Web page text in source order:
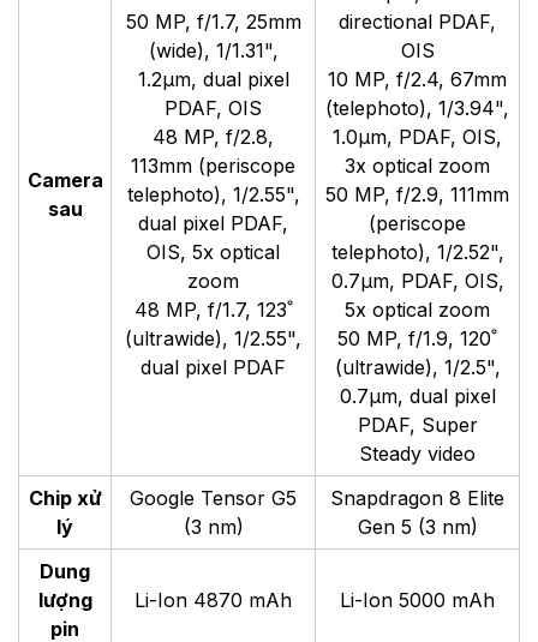
Camera
sau
50 MP, f/1.7, 25mm
(wide), 1/1.31",
1.2µm, dual pixel
PDAF, OIS
48 MP, f/2.8,
113mm (periscope
telephoto), 1/2.55",
dual pixel PDAF,
OIS, 5x optical
zoom
48 MP, f/1.7, 123˚
(ultrawide), 1/2.55",
dual pixel PDAF
directional PDAF,
OIS
10 MP, f/2.4, 67mm
(telephoto), 1/3.94",
1.0µm, PDAF, OIS,
3x optical zoom
50 MP, f/2.9, 111mm
(periscope
telephoto), 1/2.52",
0.7µm, PDAF, OIS,
5x optical zoom
50 MP, f/1.9, 120˚
(ultrawide), 1/2.5",
0.7µm, dual pixel
PDAF, Super
Steady video
Chip xử
lý
Google Tensor G5
(3 nm)
Snapdragon 8 Elite
Gen 5 (3 nm)
Dung
lượng
pin
Li-Ion 4870 mAh Li-Ion 5000 mAh